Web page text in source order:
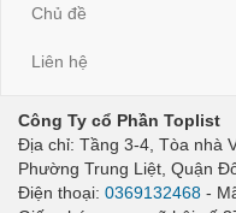
Chủ đề
Liên hệ
Công Ty cổ Phần Toplist
Địa chỉ: Tầng 3-4, Tòa nhà
Phường Trung Liệt, Quận
Điện thoại: 0369132468 -